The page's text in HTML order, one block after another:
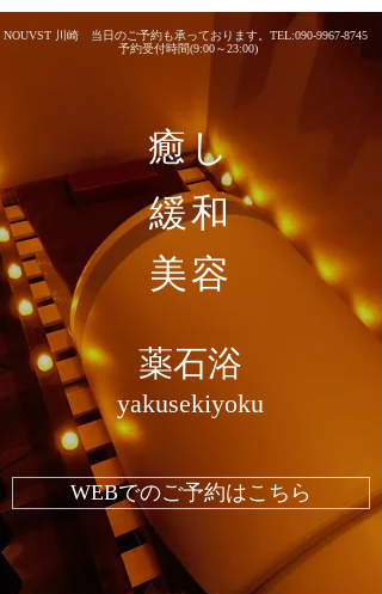
NOUVST 川崎 当日のご予約も承っております。TEL:090-9967-8745
予約受付時間(9:00～23:00)
癒し
緩和
美容
薬石浴
yakusekiyoku
WEBでのご予約はこちら